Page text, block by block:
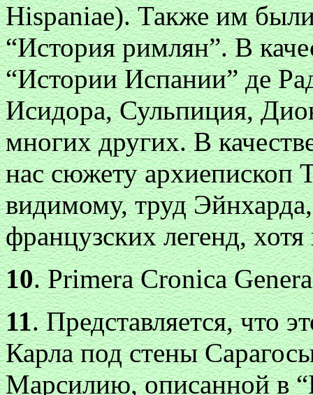
Hispaniae). Также им
“История римлян”. В
“Истории Испании” де
Исидора, Сульпиция,
многих других. В
нас сюжету архиепископ
видимому, труд
французских легенд,
10. Primera Cronica
11. Представляется, что
Карла под стены
Марсилию, описанной в